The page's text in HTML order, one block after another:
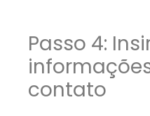
Passo 4:
contato